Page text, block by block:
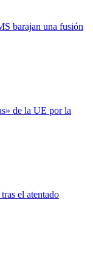
barajan una fusión
de la UE por la
el atentado